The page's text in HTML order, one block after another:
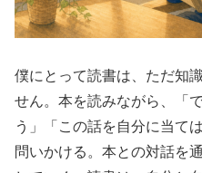
僕にとって読書は、ただ知
せん。本を読みながら、「
う」「この話を自分に当て
問いかける。本との対話を